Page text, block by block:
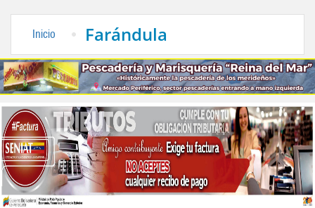
Inicio Farándula